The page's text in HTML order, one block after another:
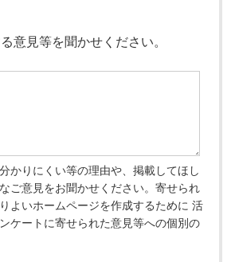
意見等を聞かせください。
かりにくい等の理由や、掲載してほし
ご意見をお聞かせください。寄せられ
よいホームページを作成するために 活
ケートに寄せられた意見等への個別の